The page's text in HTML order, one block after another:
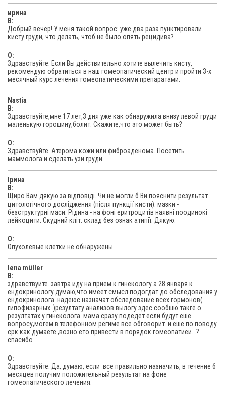
ирина
В:
Добрый вечер! У меня такой вопрос: уже два раза пунктировали
кисту груди, что делать, чтоб не было опять рецидива?
O:
Здравствуйте. Если Вы действительно хотите вылечить кисту,
рекомендую обратиться в наш гомеопатический центр и пройти 3-х
месячный курс лечения гомеопатическими препаратами.
Nastia
В:
Здравствуйте,мне 17 лет,3 дня уже как обнаружила внизу левой груди
маленькую горошину,болит. Скажите,что это может быть?
O:
Здравствуйте. Атерома кожи или фиброаденома. Посетить
маммолога и сделать узи груди.
Ірина
В:
Щиро Вам дякую за відповіді. Чи не могли б Ви пояснити результат
цитологічного дослідження (після пункції кисти): мазки -
безструктурні маси. Рідина - на фоні еритроцитів наявні поодинокі
лейкоцити. Скудний кліт. склад без ознак атипії. Дякую.
O:
Опухолевые клетки не обнаружены.
lena müller
В:
здравствуите. завтра иду на прием к гинекологу.а 28 января к
ендокринологу.думаю,что имеет смысл подогдат до обследования у
ендокринолога .надеюс назначат обследование всех гормонов(
гипофизарных .)резултату анализов вылогу здес.сообшю такге о
резултатах у гинеколога. мама сразу подедет.если будут еше
вопросу,могем в телефонном региме все обговорит. и еше.по поводу
срк.как думаете ,возно ето привести в порядок гомеопатиеи...?
спасибо
O:
Здравствуйте. Да, думаю, если все правильно назначить, в течение 6
месяцев получим положительный результат на фоне
гомеопатического лечения.